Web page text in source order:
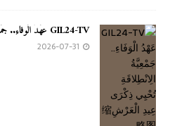
GIL24-TV عَهْدُ الْوَفَاءِ.. جَمْعِيَّةُ الِانْطِلاقَةِ تُحْيِي ذِكْرَى عِيدِ الْعَرْشِ
2026-07-31